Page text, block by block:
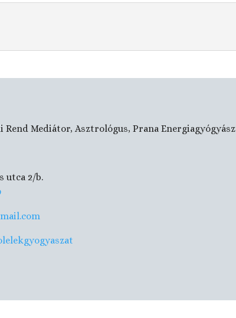
Mediátor, Asztrológus, Prana Energiagyógyász
utca 2/b.
com